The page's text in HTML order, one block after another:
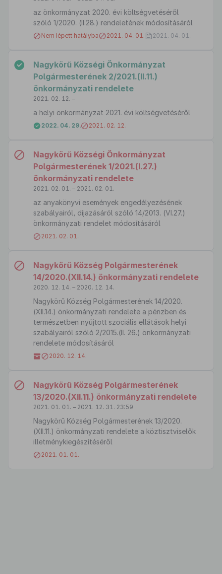
az önkormányzat 2020. évi költségvetéséről
szóló 1/2020. (II.28.) rendeletének módosításáról
Nem lépett hatályba 2021. 04. 01. 2021. 04. 01.
Nagykörű Községi Önkormányzat
Polgármesterének 2/2021.(II.11.)
önkormányzati rendelete
2021. 02. 12. –
a helyi önkormányzat 2021. évi költségvetéséről
2022. 04. 29. 2021. 02. 12.
Nagykörű Községi Önkormányzat
Polgármesterének 1/2021.(I.27.)
önkormányzati rendelete
2021. 02. 01. – 2021. 02. 01.
az anyakönyvi események engedélyezésének
szabályairól, díjazásáról szóló 14/2013. (VI.27.)
önkormányzati rendelet módosításáról
2021. 02. 01.
Nagykörű Község Polgármesterének
14/2020.(XII.14.) önkormányzati rendelete
2020. 12. 14. – 2020. 12. 14.
Nagykörű Község Polgármesterének 14/2020.
(XII.14.) önkormányzati rendelete a pénzben és
természetben nyújtott szociális ellátások helyi
szabályairól szóló 2/2015.(II. 26.) önkormányzati
rendelete módosításáról
2020. 12. 14.
Nagykörű Község Polgármesterének
13/2020.(XII.11.) önkormányzati rendelete
2021. 01. 01. – 2021. 12. 31. 23:59
Nagykörű Község Polgármesterének 13/2020.
(XII.11.) önkormányzati rendelete a köztisztviselők
illetménykiegészítéséről
2021. 01. 01.